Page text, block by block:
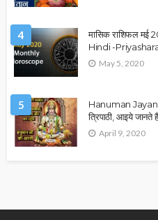
4
मासिक राशिफल
Hindi -
May 5, 2020
5
Hanuman Jayanti
त्रिपाठी, आइये जानते
April 9, 2020